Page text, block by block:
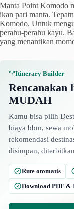
Manta Point Komodo
ikan pari manta.
Komodo. Untuk
perahu-perahu kayu.
yang menantikan
Itinerary Builder
Rencanakan
MUDAH
Kamu bisa pilih
biaya bbm, sewa
rekomendasi
disimpan,
Rute otomatis
Download PDF &